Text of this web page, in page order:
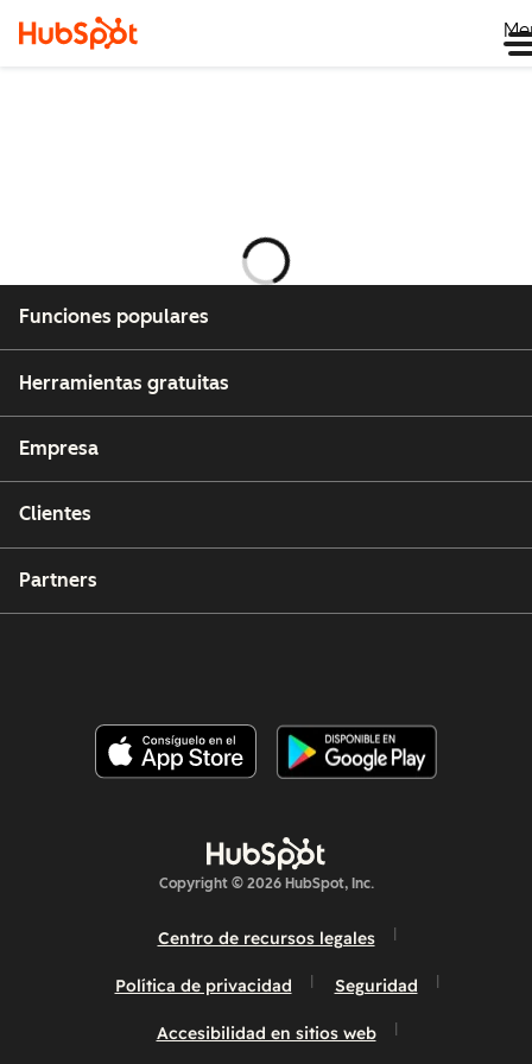
Cargando
Funciones populares
Herramientas gratuitas
Empresa
Clientes
Partners
Copyright © 2026 HubSpot, Inc.
Centro de recursos legales
Política de privacidad Seguridad
Accesibilidad en sitios web